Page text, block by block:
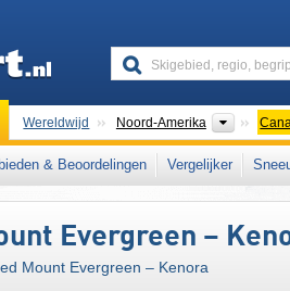
Wereldwijd Noord-Amerika
Dit skigebied ligt ook in: Centraal-Canada
& Beoordelingen Vergelijker
Evergreen –
Mount Evergreen – Kenora